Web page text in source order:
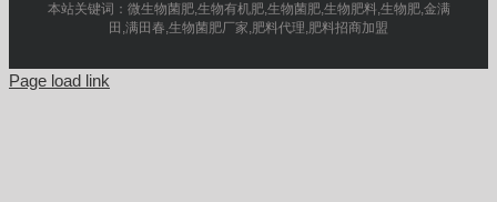
本站关键词：微生物菌肥,生物有机肥,生物菌肥,生物肥料,生物肥,金满
田,满田春,生物菌肥厂家,肥料代理,肥料招商加盟
Page load link